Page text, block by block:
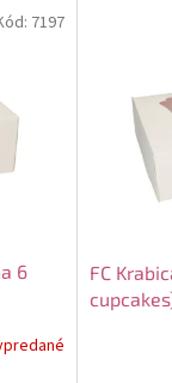
6
7197
FC